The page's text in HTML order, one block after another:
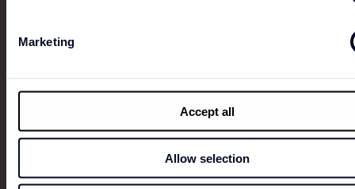
Marketing
Accept all
Allow selection
Denim-Marke, die für ihre innovativen Designs und
Denim und Design auf eine Kollektion für die jüngste